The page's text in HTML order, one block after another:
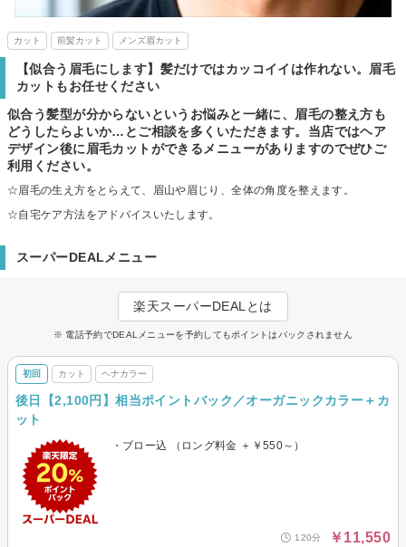
カット 前髪カット メンズ眉カット
【似合う眉毛にします】髪だけではカッコイイは作れない。眉毛
カットもお任せください
似合う髪型が分からないというお悩みと一緒に、眉毛の整え方も
どうしたらよいか…とご相談を多くいただきます。当店ではヘア
デザイン後に眉毛カットができるメニューがありますのでぜひご
利用ください。
☆眉毛の生え方をとらえて、眉山や眉じり、全体の角度を整えます。
☆自宅ケア方法をアドバイスいたします。
スーパーDEALメニュー
楽天スーパーDEALとは
※ 電話予約でDEALメニューを予約してもポイントはバックされません
初回 カット ヘナカラー
後日【2,100円】相当ポイントバック／オーガニックカラー＋カ
ット
・ブロー込 （ロング料金 ＋￥550～）
120分 ￥11,550